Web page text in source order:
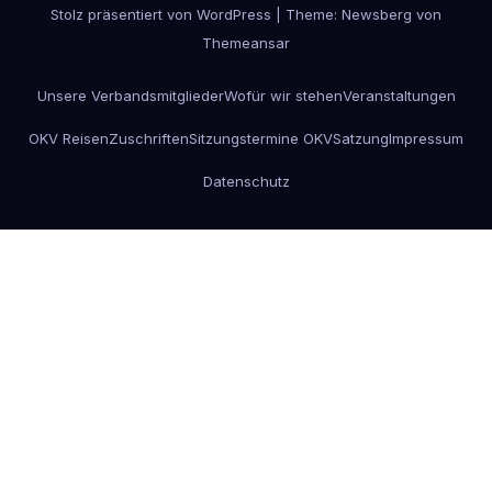
Stolz präsentiert von WordPress Theme: Newsberg von
Themeansar
Unsere VerbandsmitgliederWofür wir stehenVeranstaltungen
OKV ReisenZuschriftenSitzungstermine OKVSatzungImpressum
Datenschutz